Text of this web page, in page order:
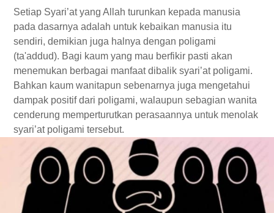
Setiap Syari’at yang Allah turunkan kepada manusia
pada dasarnya adalah untuk kebaikan manusia itu
sendiri, demikian juga halnya dengan poligami
(ta'addud). Bagi kaum yang mau berfikir pasti akan
menemukan berbagai manfaat dibalik syari’at poligami.
Bahkan kaum wanitapun sebenarnya juga mengetahui
dampak positif dari poligami, walaupun sebagian wanita
cenderung memperturutkan perasaannya untuk menolak
syari’at poligami tersebut.